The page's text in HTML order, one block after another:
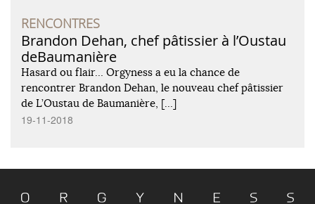
RENCONTRES
Brandon Dehan, chef pâtissier à l’Oustau
deBaumanière
Hasard ou flair… Orgyness a eu la chance de
rencontrer Brandon Dehan, le nouveau chef pâtissier
de L’Oustau de Baumanière, […]
19-11-2018